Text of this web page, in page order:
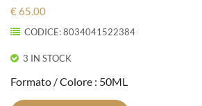
€ 65.00
CODICE: 8034041522384
3 IN STOCK
Formato / Colore : 50ML